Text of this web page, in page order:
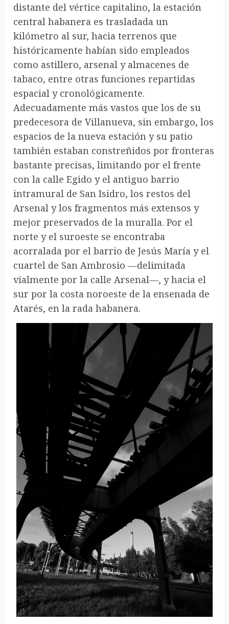
distante del vértice capitalino, la estación
central habanera es trasladada un
kilómetro al sur, hacia terrenos que
históricamente habían sido empleados
como astillero, arsenal y almacenes de
tabaco, entre otras funciones repartidas
espacial y cronológicamente.
Adecuadamente más vastos que los de su
predecesora de Villanueva, sin embargo, los
espacios de la nueva estación y su patio
también estaban constreñidos por fronteras
bastante precisas, limitando por el frente
con la calle Egido y el antiguo barrio
intramural de San Isidro, los restos del
Arsenal y los fragmentos más extensos y
mejor preservados de la muralla. Por el
norte y el suroeste se encontraba
acorralada por el barrio de Jesús María y el
cuartel de San Ambrosio —delimitada
vialmente por la calle Arsenal—, y hacia el
sur por la costa noroeste de la ensenada de
Atarés, en la rada habanera.